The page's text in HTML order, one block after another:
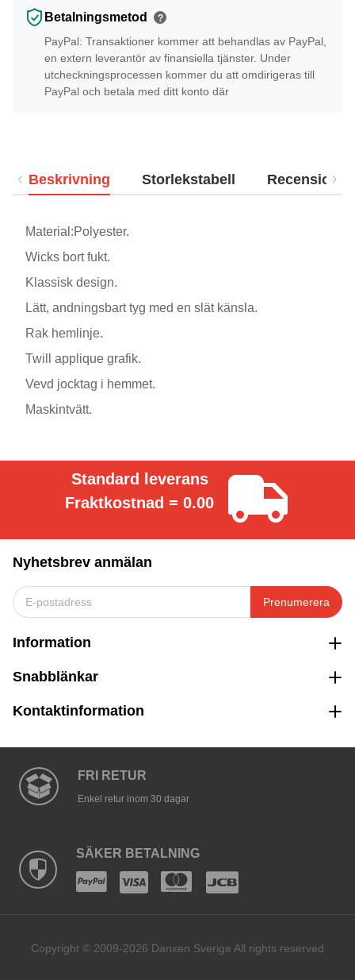
Betalningsmetod ?
PayPal: Transaktioner kommer att behandlas av PayPal,
en extern leverantör av finansiella tjänster. Under
utcheckningsprocessen kommer du att omdirigeras till
PayPal och betala med ditt konto där
Beskrivning Storlekstabell Recensioner
Material:Polyester.
Wicks bort fukt.
Klassisk design.
Lätt, andningsbart tyg med en slät känsla.
Rak hemlinje.
Twill applique grafik.
Vevd jocktag i hemmet.
Maskintvätt.
Standard leverans
Fraktkostnad = 0.00
Nyhetsbrev anmälan
Prenumerera
Information
Snabblänkar
Kontaktinformation
FRI RETUR
Enkel retur inom 30 dagar
SÄKER BETALNING
Copyright © 2009-2026 Danxen Sverige All rights reserved